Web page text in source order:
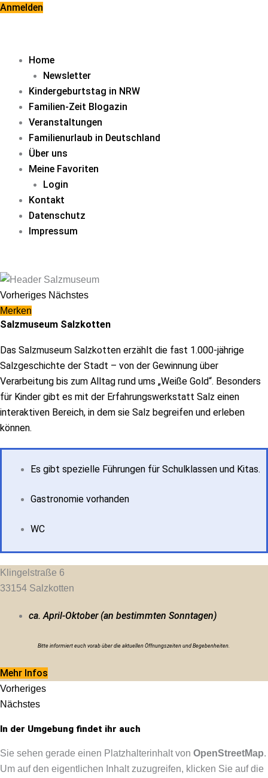
Zum
Anmelden
Home
Newsletter
Kindergeburtstag in NRW
Familien-Zeit Blogazin
Veranstaltungen
Familienurlaub in Deutschland
Über uns
Meine Favoriten
Login
Kontakt
Datenschutz
Impressum
Vorheriges Nächstes
Merken
Salzmuseum Salzkotten
Das Salzmuseum Salzkotten erzählt die fast 1.000-jährige
Salzgeschichte der Stadt – von der Gewinnung über
Verarbeitung bis zum Alltag rund ums „Weiße Gold“. Besonders
für Kinder gibt es mit der Erfahrungswerkstatt Salz einen
interaktiven Bereich, in dem sie Salz begreifen und erleben
können.
Es gibt spezielle Führungen für Schulklassen und Kitas.
Gastronomie vorhanden
WC
Klingelstraße 6
33154 Salzkotten
ca. April-Oktober (an bestimmten Sonntagen)
Bitte informiert euch vorab über die aktuellen Öffnungszeiten und Begebenheiten.
Mehr Infos
Vorheriges
Nächstes
In der Umgebung findet ihr auch
Sie sehen gerade einen Platzhalterinhalt von OpenStreetMap.
Um auf den eigentlichen Inhalt zuzugreifen, klicken Sie auf die